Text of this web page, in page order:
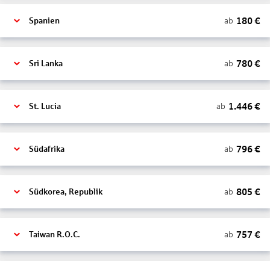
Spanien ab 180€
Sri Lanka ab 780€
St. Lucia ab 1.446€
Südafrika ab 796€
Südkorea, Republik ab 805 €
Taiwan R.O.C. ab 757 €